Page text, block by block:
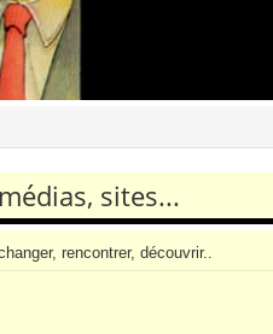
sites...
rencontrer, découvrir..